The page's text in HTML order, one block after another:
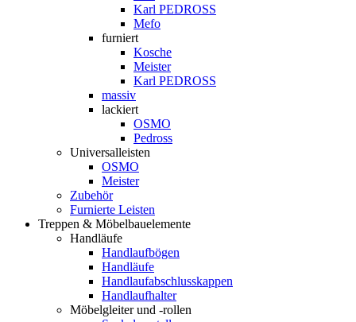
Karl PEDROSS
Mefo
furniert
Kosche
Meister
Karl PEDROSS
massiv
lackiert
OSMO
Pedross
Universalleisten
OSMO
Meister
Zubehör
Furnierte Leisten
Treppen & Möbelbauelemente
Handläufe
Handlaufbögen
Handläufe
Handlaufabschlusskappen
Handlaufhalter
Möbelgleiter und -rollen